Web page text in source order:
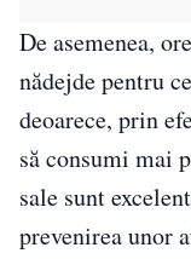
De asemenea,
nădejde pentru
deoarece, prin
să consumi mai
sale sunt
prevenirea unor